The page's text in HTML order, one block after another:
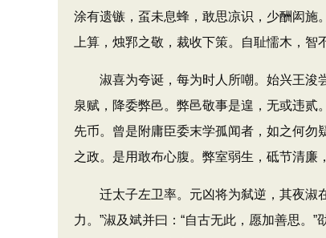
涂有遗镞，虿未息蜂，敢思凉识，少酬闳施
上算，烛郛之敬，裁收下策。自耻懦木，智
淑喜为夸诞，每为时人所嘲。始兴王浚尝
泉赋，降委弊邑。弊邑敬事是遑，无或违
先币。曾是附庸臣委末学孤闻者，如之何勿
之政。是用敢布心腹。弊室弱生，砥节清廉
迁太子左卫率。元凶将为弑逆，其夜淑在
力。”淑及斌并曰：“自古无此，愿加善思。